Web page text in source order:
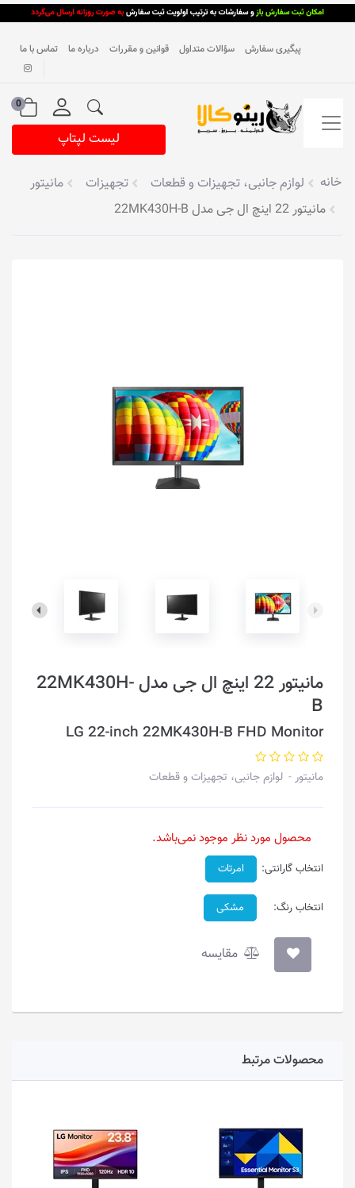
پیگیری سفارش سؤالات متداول قوانین و مقررات درباره ما تماس با ما
0
لیست لپتاپ
خانه لوازم جانبی، تجهیزات و قطعات تجهیزات
مانیتور
مانیتور 22 اینچ ال جی مدل 22MK430H-B
مانیتور 22 اینچ ال جی مدل 22MK430H-
B
LG 22-inch 22MK430H-B FHD Monitor
مانیتور لوازم جانبی، تجهیزات و قطعات
محصول مورد نظر موجود نمی‌باشد.
انتخاب گارانتی: امرتات
انتخاب رنگ: مشکی
مقایسه
محصولات مرتبط